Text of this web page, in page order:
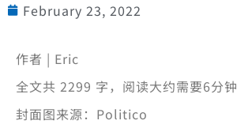
February 23, 2022
作者 | Eric
全文共 2299 字，阅读大约需要6分钟
封面图来源：Politico